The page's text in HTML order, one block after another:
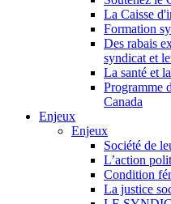
La Caisse
Formation
Des rabais
syndicat et
La santé et
Programme
Canada
Enjeux
Enjeux
Société de
L’action
Condition
La justice